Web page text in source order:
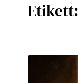
Etikett: